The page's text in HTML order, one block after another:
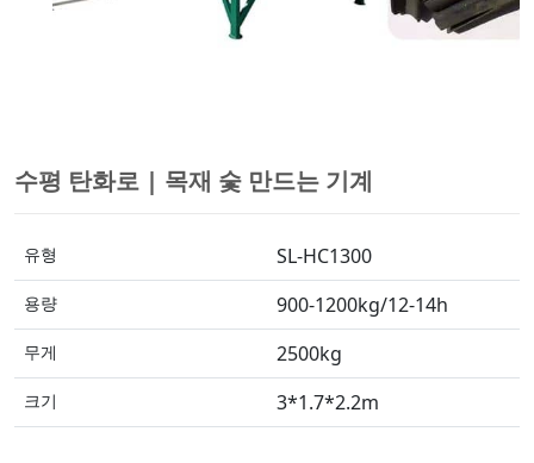
수평 탄화로 | 목재 숯 만드는 기계
유형 SL-HC1300
용량 900-1200kg/12-14h
무게 2500kg
크기 3*1.7*2.2m